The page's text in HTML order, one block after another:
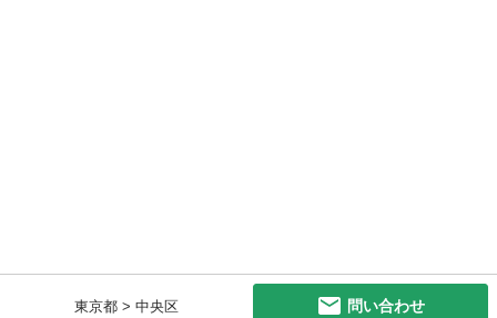
東京都 > 中央区 問い合わせ